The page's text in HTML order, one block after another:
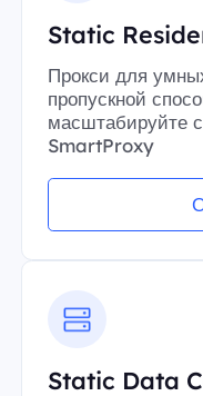
Static
Прокси для
пропускной
масштабируйте
SmartProxy
Static Data